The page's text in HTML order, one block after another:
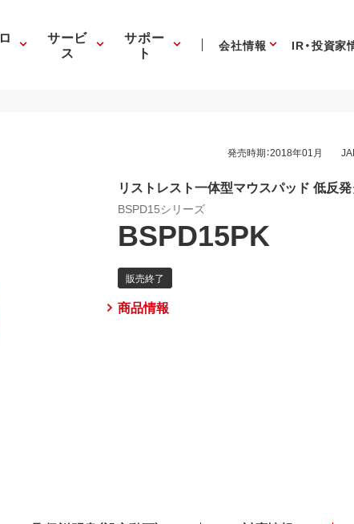
サービ
ス
サポー
ト 会社情報 IR・投資家
発売時期：2018年01月
リストレスト一体型マウスパッド 低反
BSPD15シリーズ
BSPD15PK
商品情報